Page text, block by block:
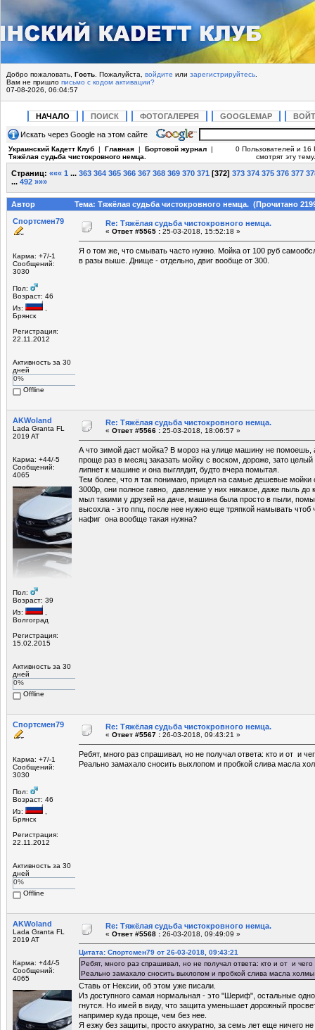
Добро пожаловать, Гость . Пожалуйста, войдите или зарегистрируйтесь
Вам не пришло письмо с кодом активации?
07-08-2026, 06:04:57
НАЧАЛО ПОИСК ФОТОГАЛЕРЕЯ GOOGLEMAP
Искать через Google на этом сайте
Украинский Кадетт Клуб | Главная | Бортовой журнал |
Тяжёлая судьба чистокровного немца.
0 Пользователей и 16
смотрят эту тему.
Страниц: ««« 1 ... 363 364 365 366 367 368 369 370 371 [372] 373 374 375 376 377
... 492 »»»
Автор
Тема: Тяжёлая судьба чистокровного немца. (Прочитано
Спортсмен79
Карма: +7/-1
Сообщений:
3030
Пол:
Возраст: 46
Из:
Брянск
Регистрация:
22.11.2012
Активность за 30
дней
0%
Offline
Re: Тяжёлая судьба чистокровного немца.
« Ответ #5565 : 25-03-2018, 15:52:18 »
Я о том же, что смывать часто нужно. Мойка от 100 руб
в разы выше. Днище - отдельно, двиг вообще от 300.
AKWoland
Lada Granta FL
2019 AT
Карма: +44/-5
Сообщений:
4065
Пол:
Возраст: 39
Из:
Волгоград
Регистрация:
15.02.2015
Активность за 30
дней
0%
Offline
Re: Тяжёлая судьба чистокровного немца.
« Ответ #5566 : 25-03-2018, 18:06:57 »
А что зимой даст мойка? В мороз на улице машину не помоешь,
проще раз в месяц заказать мойку с воском, дороже, зато
липнет к машине и она выглядит, будто вчера помытая.
Тем более, что я так понимаю, прицел на самые дешевые мойки
3000р, они полное гавно, давление у них никакое, даже пыль до
мыл такими у друзей на даче, машина была просто в пыли,
высохла - это ппц, после нее нужно еще тряпкой намывать чтоб
нафиг она вообще такая нужна?
Спортсмен79
Карма: +7/-1
Сообщений:
3030
Пол:
Возраст: 46
Из:
Брянск
Регистрация:
22.11.2012
Активность за 30
дней
0%
Offline
Re: Тяжёлая судьба чистокровного немца.
« Ответ #5567 : 26-03-2018, 09:43:21 »
Ребят, много раз спрашивал, но не получал ответа: кто и от и
Реально замахало сносить выхлопом и пробкой слива масла
AKWoland
Lada Granta FL
2019 AT
Карма: +44/-5
Сообщений:
4065
Re: Тяжёлая судьба чистокровного немца.
« Ответ #5568 : 26-03-2018, 09:49:09 »
Цитата: Спортсмен79 от 26-03-2018, 09:43:21
Ребят, много раз спрашивал, но не получал ответа: кто и от и
Реально замахало сносить выхлопом и пробкой слива масла
Ставь от Нексии, об этом уже писали.
Из доступного самая нормальная - это "Шериф", остальные
гнутся. Но имей в виду, что защита уменьшает дорожный
например куда проще, чем без нее.
Я езжу без защиты, просто аккуратно, за семь лет еще ничего